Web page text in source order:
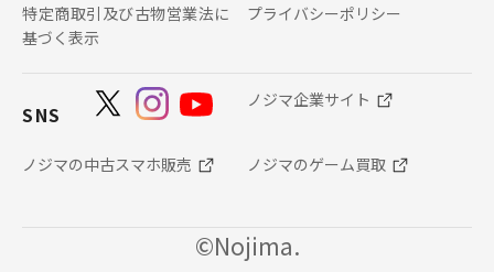
特定商取引及び古物営業法に
基づく表示
プライバシーポリシー
SNS
ノジマ企業サイト
ノジマの中古スマホ販売 ノジマのゲーム買取
©Nojima.